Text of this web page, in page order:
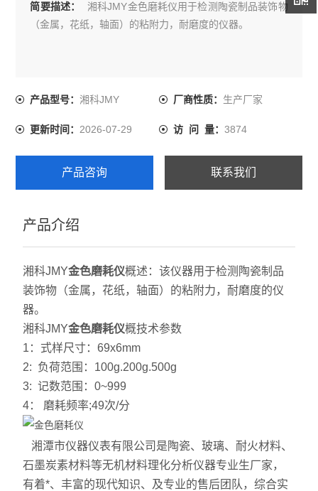
简要描述：
湘科JMY金色磨耗仪用于检测陶瓷制品装饰物
（金属，花纸，轴面）的粘附力，耐磨度的仪器。
产品型号：湘科JMY 厂商性质： 生产厂家
更新时间：2026-07-29 访 问 量： 3874
产品咨询 联系我们
产品介绍
湘科JMY金色磨耗仪概述：该仪器用于检测陶瓷制品
装饰物（金属，花纸，轴面）的粘附力，耐磨度的仪
器。
湘科JMY金色磨耗仪概技术参数
1：式样尺寸：69x6mm
2: 负荷范围：100g.200g.500g
3: 记数范围：0~999
4： 磨耗频率;49次/分
湘潭市仪器仪表有限公司是陶瓷、玻璃、耐火材料、
石墨炭素材料等无机材料理化分析仪器专业生厂家，
有着*、丰富的现代知识、及专业的售后团队，综合实